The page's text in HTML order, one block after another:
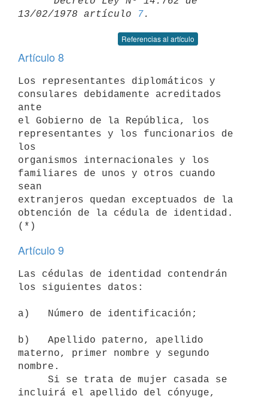
13/02/1978 artículo
7
Referencias al artículo
Artículo 8
Los representantes diplomáticos y
consulares debidamente acreditados
ante
el Gobierno de la República, los
representantes y los funcionarios de
los
organismos internacionales y los
familiares de unos y otros cuando
sean
extranjeros quedan exceptuados de la
obtención de la cédula de identidad.
Artículo 9
Las cédulas de identidad contendrán
los siguientes datos:
a)   Número de identificación;
b)   Apellido paterno, apellido
materno, primer nombre y segundo
nombre.
incluirá el apellido del cónyuge,